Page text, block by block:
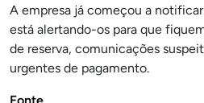
A empresa já começou a
está alertando-os para que
de reserva, comunicações
urgentes de pagamento.